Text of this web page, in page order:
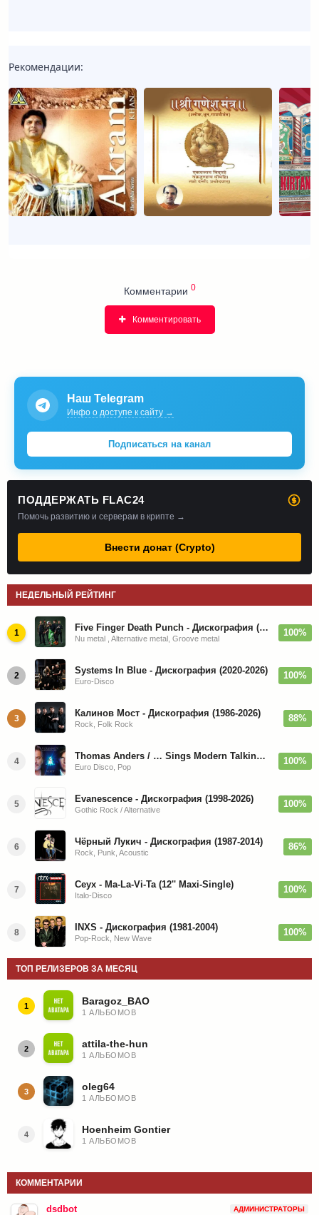
Рекомендации:
Комментарии 0
Комментировать
Наш Telegram
Инфо о доступе к сайту →
Подписаться на канал
ПОДДЕРЖАТЬ FLAC24
Помочь развитию и серверам в крипте →
Внести донат (Crypto)
НЕДЕЛЬНЫЙ РЕЙТИНГ
1 Five Finger Death Punch - Дискография (2008-2026)
Nu metal , Alternative metal, Groove metal
100%
2 Systems In Blue - Дискография (2020-2026)
Euro-Disco
100%
3 Калинов Мост - Дискография (1986-2026)
Rock, Folk Rock
88%
4 Thomas Anders / … Sings Modern Talking: The Best hi-res
Euro Disco, Pop
100%
5 Evanescence - Дискография (1998-2026)
Gothic Rock / Alternative
100%
6 Чёрный Лукич - Дискография (1987-2014)
Rock, Punk, Acoustic
86%
7 Ceyx - Ma-La-Vi-Ta (12'' Maxi-Single)
Italo-Disco
100%
8 INXS - Дискография (1981-2004)
Pop-Rock, New Wave
100%
ТОП РЕЛИЗЕРОВ ЗА МЕСЯЦ
1 Baragoz_BAO
1 АЛЬБОМОВ
2 attila-the-hun
1 АЛЬБОМОВ
3 oleg64
1 АЛЬБОМОВ
4 Hoenheim Gontier
1 АЛЬБОМОВ
КОММЕНТАРИИ
dsdbot АДМИНИСТРАТОРЫ